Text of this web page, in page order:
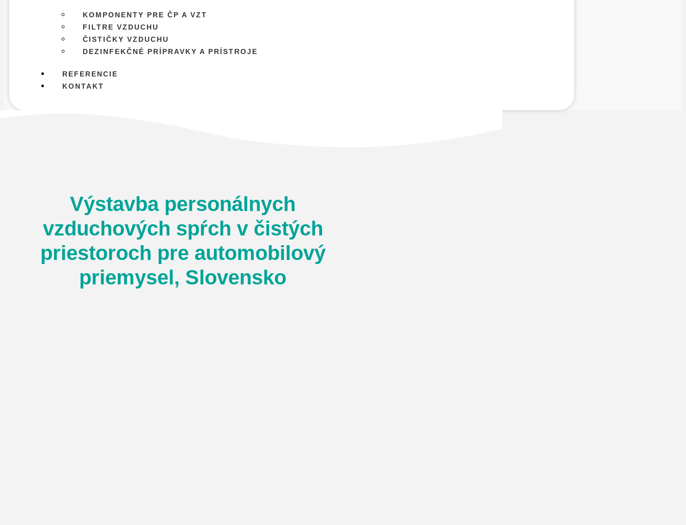
KOMPONENTY PRE ČP A VZT
FILTRE VZDUCHU
ČISTIČKY VZDUCHU
DEZINFEKČNÉ PRÍPRAVKY A PRÍSTROJE
REFERENCIE
KONTAKT
Výstavba personálnych
vzduchových spŕch v čistých
priestoroch pre automobilový
priemysel, Slovensko